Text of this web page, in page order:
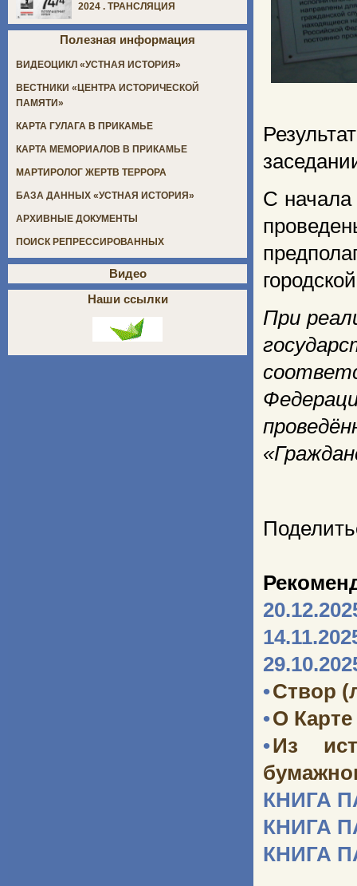
С
При
•Створ
•О
•Из
КНИГА
КНИГА
КНИГА
2024 . ТРАНСЛЯЦИЯ
Полезная информация
ВИДЕОЦИКЛ «УСТНАЯ ИСТОРИЯ»
ВЕСТНИКИ «ЦЕНТРА ИСТОРИЧЕСКОЙ
ПАМЯТИ»
КАРТА ГУЛАГА В ПРИКАМЬЕ
КАРТА МЕМОРИАЛОВ В ПРИКАМЬЕ
МАРТИРОЛОГ ЖЕРТВ ТЕРРОРА
БАЗА ДАННЫХ «УСТНАЯ ИСТОРИЯ»
АРХИВНЫЕ ДОКУМЕНТЫ
ПОИСК РЕПРЕССИРОВАННЫХ
Видео
Наши ссылки